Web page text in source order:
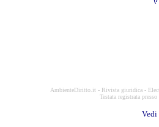
AmbienteDiritto.it - Rivista giuridica -
Testata registrata
Vedi